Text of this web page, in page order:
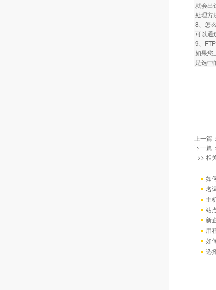
就会出
处理方
8、怎
可以通
9、
如果您
是选中
上一篇：
下一篇：
>> 相
如
名
主
站
新
用
如
选